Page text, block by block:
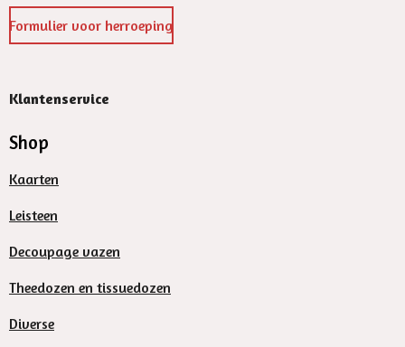
Formulier voor herroeping
Klantenservice
Shop
Kaarten
Leisteen
Decoupage vazen
Theedozen en tissuedozen
Diverse